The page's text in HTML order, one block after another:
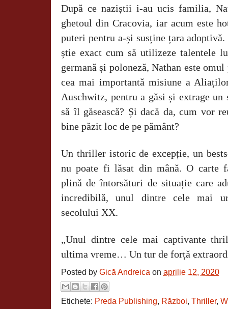
După ce naziștii i-au ucis familia,
ghetoul din Cracovia, iar acum este
puteri pentru a-și susține țara
știe exact cum să utilizeze talentele
germană și poloneză, Nathan este
cea mai importantă misiune a
Auschwitz, pentru a găsi și extrage
să îl găsească? Și dacă da, cum vor
bine păzit loc de pe pământ?
Un thriller istoric de excepție, un
nu poate fi lăsat din mână. O carte
plină de întorsături de situație care
incredibilă, unul dintre cele mai
secolului XX.
„Unul dintre cele mai captivante
ultima vreme… Un tur de forță
Posted by Gică Andreica on aprilie 12, 2020
Etichete: Preda Publishing, Război, Thriller,